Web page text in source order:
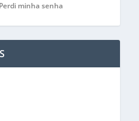
Perdi minha senha